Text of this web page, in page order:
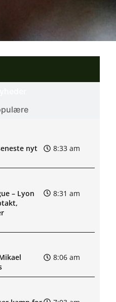
nyt
8:33 am
– Lyon
8:31 am
8:06 am